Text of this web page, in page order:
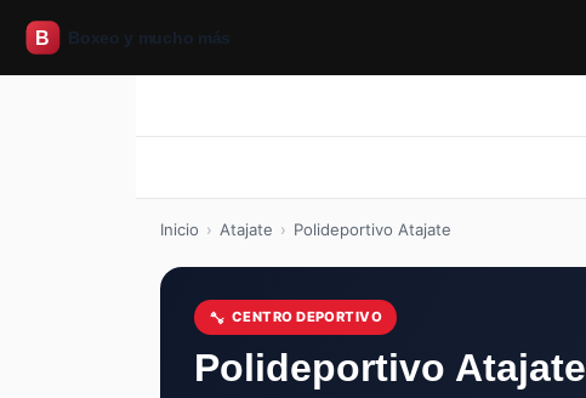
Inicio › Atajate › Polideportivo Atajate
CENTRO DEPORTIVO
Polideportivo Atajate